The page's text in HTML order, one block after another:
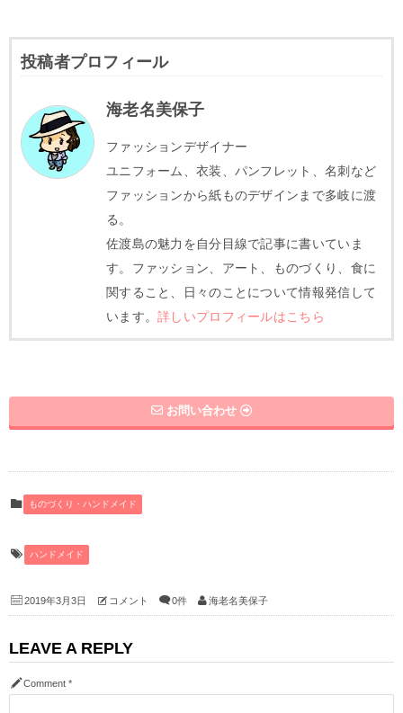
投稿者プロフィール
海老名美保子
ファッションデザイナー
ユニフォーム、衣装、パンフレット、名刺など
ファッションから紙ものデザインまで多岐に渡
る。
佐渡島の魅力を自分目線で記事に書いていま
す。ファッション、アート、ものづくり、食に
関すること、日々のことについて情報発信して
います。詳しいプロフィールはこちら
お問い合わせ
ものづくり・ハンドメイド
ハンドメイド
2019年3月3日 コメント 0件 海老名美保子
LEAVE A REPLY
Comment *